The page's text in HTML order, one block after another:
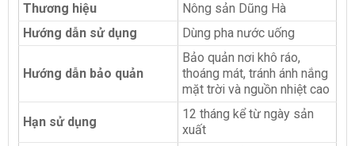
Thương hiệu
Nông sản Dũng Hà
Hướng dẫn sử dụng
Dùng pha nước uống
Hướng dẫn bảo quản
Bảo quản nơi khô ráo,
thoáng mát, tránh ánh nắng
mặt trời và nguồn nhiệt cao
Hạn sử dụng
12 tháng kể từ ngày sản
xuất